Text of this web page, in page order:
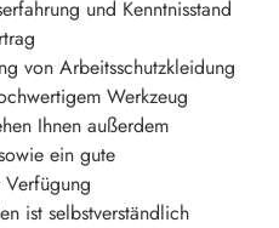
und Kenntnisstand
von Arbeitsschutzkleidung
Werkzeug
Ihnen außerdem
ein gute
ist selbstverständlich